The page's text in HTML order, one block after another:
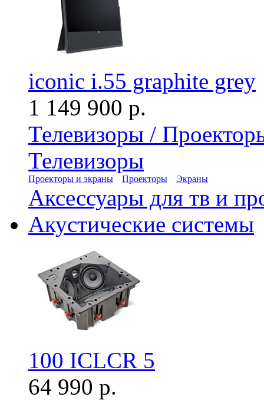
iconic i.55 graphite grey
1 149 900 р.
Телевизоры /
Телевизоры
Проекторы и экраны Проекторы Экраны
Аксессуары для тв и
Акустические системы
100 ICLCR 5
64 990 р.